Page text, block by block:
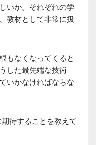
いか。それぞれの学
教材として非常に扱
もなくなってくると
した最先端な技術
いかなければならな
待することを教えて